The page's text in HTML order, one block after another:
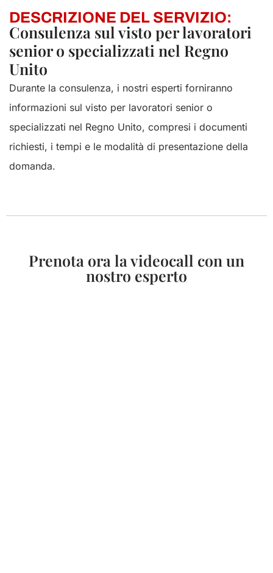
DESCRIZIONE DEL SERVIZIO:
Consulenza sul visto per lavoratori
senior o specializzati nel Regno
Unito
Durante la consulenza, i nostri esperti forniranno
informazioni sul visto per lavoratori senior o
specializzati nel Regno Unito, compresi i documenti
richiesti, i tempi e le modalità di presentazione della
domanda.
Prenota ora la videocall con un
nostro esperto